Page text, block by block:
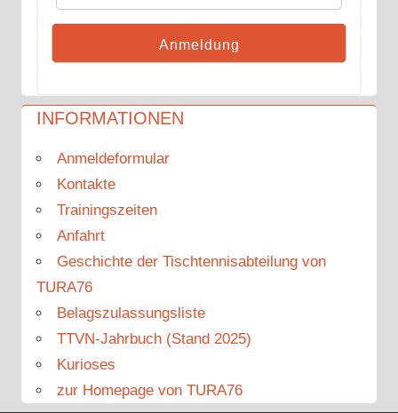
INFORMATIONEN
Anmeldeformular
Kontakte
Trainingszeiten
Anfahrt
Geschichte der Tischtennisabteilung von
TURA76
Belagszulassungsliste
TTVN-Jahrbuch (Stand 2025)
Kurioses
zur Homepage von TURA76